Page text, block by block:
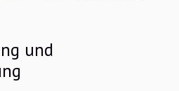
und